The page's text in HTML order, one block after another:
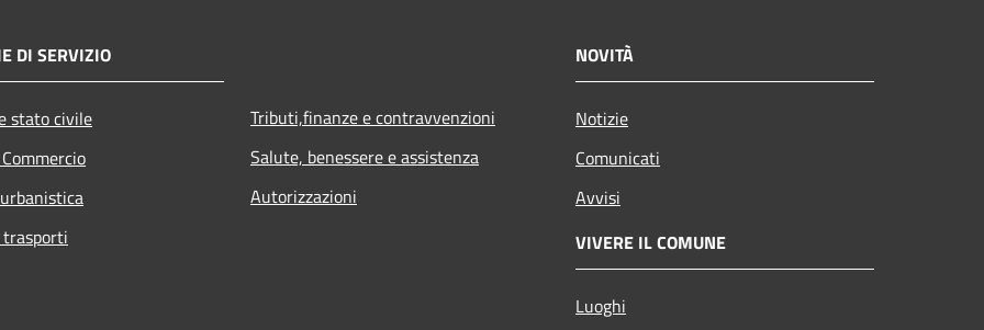
DI SERVIZIO
stato civile
Tributi,finanze e contravvenzioni
Salute, benessere e assistenza
Autorizzazioni
NOVITÀ
Notizie
Comunicati
Avvisi
VIVERE IL COMUNE
Luoghi